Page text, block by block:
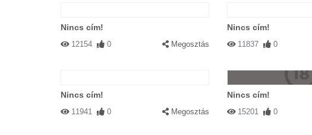
Nincs cím!
12154 0 Megosztás
Nincs cím!
11837 0
Nincs cím!
11941 0 Megosztás
Nincs cím!
15201 0